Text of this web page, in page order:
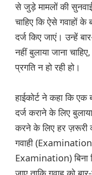
से जुड़े मामलों की
चाहिए कि ऐसे गवाहों
दर्ज किए जाएं। उन्हें
नहीं बुलाया जाना
प्रगति न हो रही हो।
हाईकोर्ट ने कहा कि एक
दर्ज कराने के लिए
करने के लिए हर ज़रूरी
गवाही
Examination) बिना